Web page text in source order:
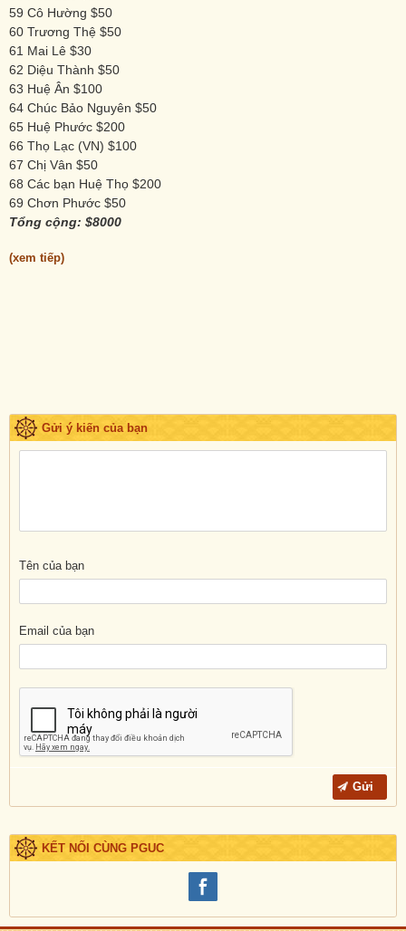
59 Cô Hường $50
60 Trương Thệ $50
61 Mai Lê $30
62 Diệu Thành $50
63 Huệ Ân $100
64 Chúc Bảo Nguyên $50
65 Huệ Phước $200
66 Thọ Lạc (VN) $100
67 Chị Vân $50
68 Các bạn Huệ Thọ $200
69 Chơn Phước $50
Tổng cộng: $8000
(xem tiếp)
Gửi ý kiến của bạn
Tên của bạn
Email của bạn
KẾT NỐI CÙNG PGUC